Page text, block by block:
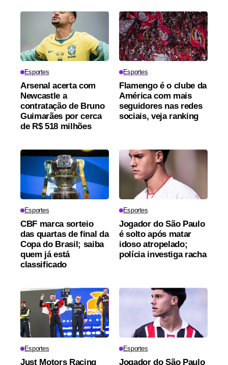
Esportes
Arsenal acerta com
Newcastle a
contratação de Bruno
Guimarães por cerca
de R$ 518 milhões
Esportes
Flamengo é o clube da
América com mais
seguidores nas redes
sociais, veja ranking
Esportes
CBF marca sorteio
das quartas de final da
Copa do Brasil; saiba
quem já está
classificado
Esportes
Jogador do São Paulo
é solto após matar
idoso atropelado;
polícia investiga racha
Esportes
Just Motors Racing
Esportes
Jogador do São Paulo